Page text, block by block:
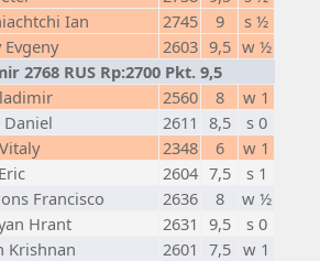
Ian 2745 9
s ½
Evgeny 2603 9,5 w ½
2768 RUS Rp:2700 Pkt. 9,5
2560 8
w 1
2611 8,5
s 0
2348 6
w 1
2604 7,5
s 1
Francisco 2636 8
w ½
Hrant 2631 9,5
s 0
Krishnan 2601 7,5 w 1